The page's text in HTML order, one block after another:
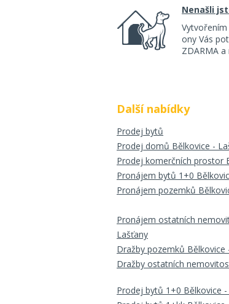
Nenašli
ony Vás
ZDARMA
Další nabídky
Prodej bytů
Prodej domů Bělkovice -
Prodej komerčních prostor
Pronájem bytů 1+0
Pronájem pozemků
Pronájem ostatních
Lašťany
Dražby pozemků Bělkovice
Dražby ostatních
Prodej bytů 1+0 Bělkovice